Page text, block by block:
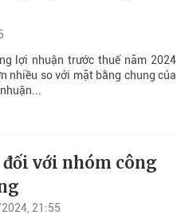
lợi nhuận trước thuế năm 2024
nhiều so với mặt bằng chung của
với nhóm công
21:55